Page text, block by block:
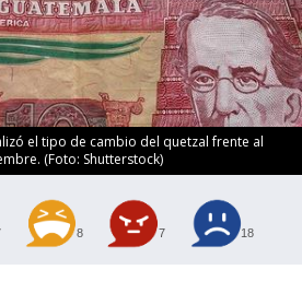
el tipo de cambio del quetzal frente al
(Foto: Shutterstock)
8 7 18